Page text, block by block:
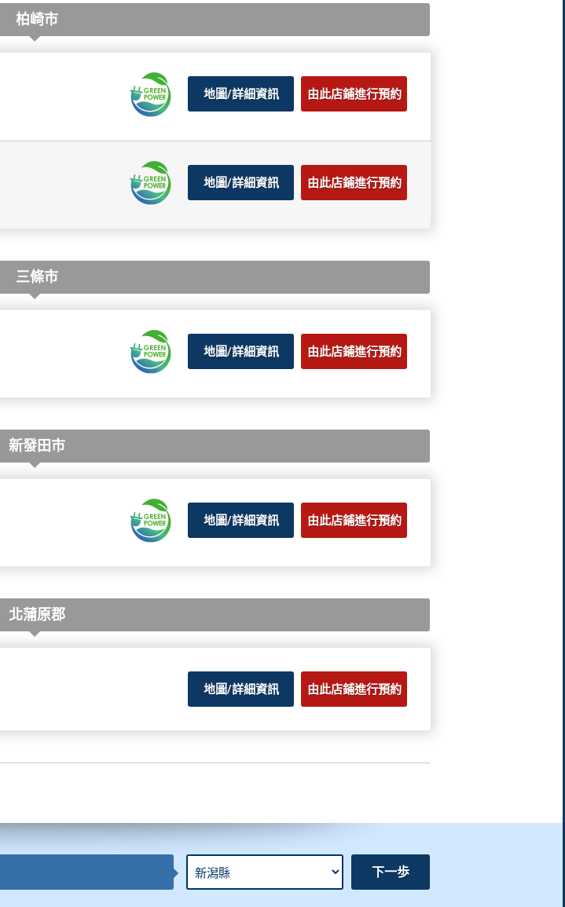
柏崎市
地圖/詳細資訊 由此店鋪進行預約
地圖/詳細資訊 由此店鋪進行預約
三條市
地圖/詳細資訊 由此店鋪進行預約
新發田市
地圖/詳細資訊 由此店鋪進行預約
北蒲原郡
地圖/詳細資訊 由此店鋪進行預約